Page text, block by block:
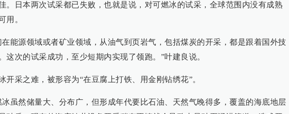
。日本两次试采都已失败，也就是说，对可燃冰的试采，全球范围内没有成熟
用。
在能源领域或者矿业领域，从油气到页岩气，包括煤炭的开采，都是跟着国外技
这次的试采成功，至少短期内实现了领跑。”叶建良说。
开采之难，被形容为“在豆腐上打铁、用金刚钻绣花”。
冰虽然储量大、分布广，但形成年代要比石油、天然气晚得多，覆盖的海底地层